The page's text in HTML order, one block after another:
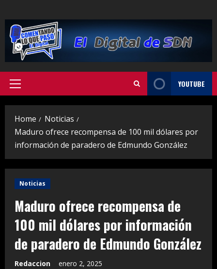
to
content
Primary
YOUTUBE
Home
Noticias
Maduro ofrece recompensa de 100 mil dólares por
información de paradero de Edmundo González
Noticias
Maduro ofrece recompensa de
100 mil dólares por información
de paradero de Edmundo González
Redaccion enero 2, 2025